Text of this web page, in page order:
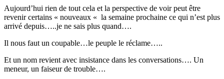
Aujourd’hui rien de tout cela et la perspective de voir peut être
revenir certains « nouveaux « la semaine prochaine ce qui n’est plus
arrivé depuis…..je ne sais plus quand….
Il nous faut un coupable…le peuple le réclame…..
Et un nom revient avec insistance dans les conversations…. Un
meneur, un faiseur de trouble….